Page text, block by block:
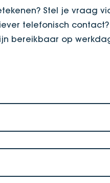
Stel je vraag
telefonisch
bereikbaar op